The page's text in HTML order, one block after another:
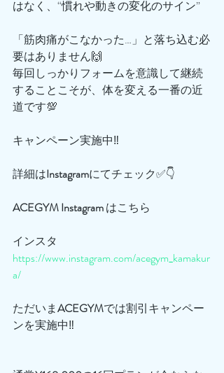
はなく、“慣れや動きの変化のサイン”
「筋肉痛がこなかった…」と落ち込む必
要はありません🙌
毎回しっかりフォームを意識して継続
することこそが、体を変える一番の近
道です💯
キャンペーン実施中‼️
詳細はInstagramにてチェック✅👇
ACEGYMInstagram はこちら
インスタ
https://www.instagram.com/acegym_kamakur
a/
ただいまACEGYMでは割引キャンペー
ンを実施中‼️